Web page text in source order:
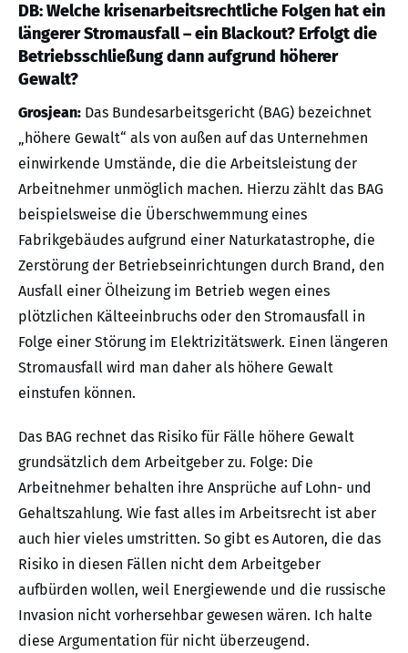
DB: Welche krisenarbeitsrechtliche Folgen hat ein
längerer Stromausfall – ein Blackout? Erfolgt die
Betriebsschließung dann aufgrund höherer
Gewalt?
Grosjean: Das Bundesarbeitsgericht (BAG) bezeichnet
„höhere Gewalt“ als von außen auf das Unternehmen
einwirkende Umstände, die die Arbeitsleistung der
Arbeitnehmer unmöglich machen. Hierzu zählt das BAG
beispielsweise die Überschwemmung eines
Fabrikgebäudes aufgrund einer Naturkatastrophe, die
Zerstörung der Betriebseinrichtungen durch Brand, den
Ausfall einer Ölheizung im Betrieb wegen eines
plötzlichen Kälteeinbruchs oder den Stromausfall in
Folge einer Störung im Elektrizitätswerk. Einen längeren
Stromausfall wird man daher als höhere Gewalt
einstufen können.
Das BAG rechnet das Risiko für Fälle höhere Gewalt
grundsätzlich dem Arbeitgeber zu. Folge: Die
Arbeitnehmer behalten ihre Ansprüche auf Lohn- und
Gehaltszahlung. Wie fast alles im Arbeitsrecht ist aber
auch hier vieles umstritten. So gibt es Autoren, die das
Risiko in diesen Fällen nicht dem Arbeitgeber
aufbürden wollen, weil Energiewende und die russische
Invasion nicht vorhersehbar gewesen wären. Ich halte
diese Argumentation für nicht überzeugend.